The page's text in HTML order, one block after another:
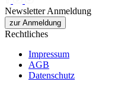
Newsletter Anmeldung
zur Anmeldung
Rechtliches
Impressum
AGB
Datenschutz